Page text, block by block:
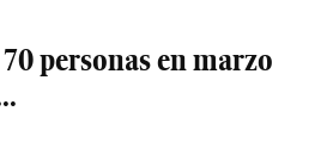
personas en marzo